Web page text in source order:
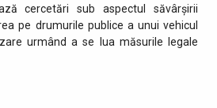
cercetări sub aspectul săvârşirii
pe drumurile publice a unui vehicul
urmând a se lua măsurile legale